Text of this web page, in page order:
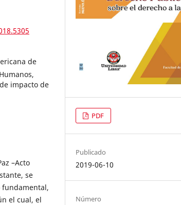
de
impacto de
–Acto
se
fundamental,
el cual, el
PDF
Publicado
2019-06-10
Número